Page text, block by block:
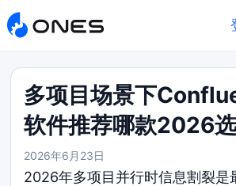
多项目场景下
软件推荐哪款2026
2026年6月23日
2026年多项目并行时信息割裂是